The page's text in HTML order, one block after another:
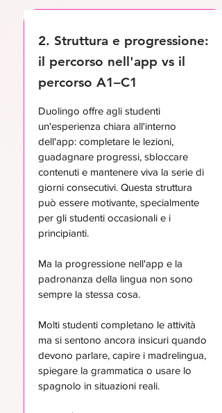
2. Struttura e progressione:
il percorso nell'app vs il
percorso A1–C1
Duolingo offre agli studenti
un'esperienza chiara all'interno
dell'app: completare le lezioni,
guadagnare progressi, sbloccare
contenuti e mantenere viva la serie di
giorni consecutivi. Questa struttura
può essere motivante, specialmente
per gli studenti occasionali e i
principianti.
Ma la progressione nell'app e la
padronanza della lingua non sono
sempre la stessa cosa.
Molti studenti completano le attività
ma si sentono ancora insicuri quando
devono parlare, capire i madrelingua,
spiegare la grammatica o usare lo
spagnolo in situazioni reali.